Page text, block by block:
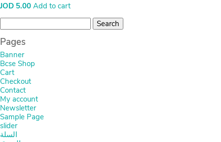
JOD 5.00 Add to cart
Search
for:
Pages
Banner
Bcse Shop
Cart
Checkout
Contact
My account
Newsletter
Sample Page
slider
السلة